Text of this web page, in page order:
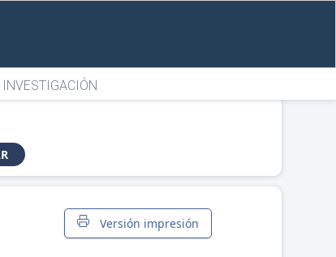
INVESTIGACIÓN
Versión impresión